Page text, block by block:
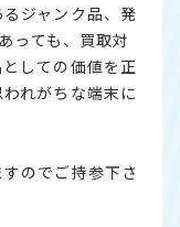
ジャンク品、発
っても、買取対
しての価値を正
れがちな端末に
のでご持参下さ